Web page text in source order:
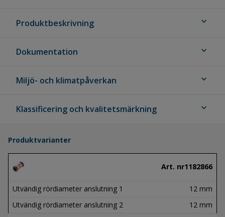
Produktbeskrivning expand_more
Dokumentation expand_more
Miljö- och klimatpåverkan expand_more
Klassificering och kvalitetsmärkning expand_more
Produktvarianter
Art. nr1182866
Utvändig rördiameter anslutning 1
12 mm
Utvändig rördiameter anslutning 2
12 mm